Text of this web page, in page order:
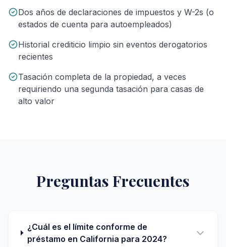
Dos años de declaraciones de impuestos y W-2s (o
estados de cuenta para autoempleados)
Historial crediticio limpio sin eventos derogatorios
recientes
Tasación completa de la propiedad, a veces
requiriendo una segunda tasación para casas de
alto valor
Preguntas Frecuentes
¿Cuál es el límite conforme de
préstamo en California para 2024?